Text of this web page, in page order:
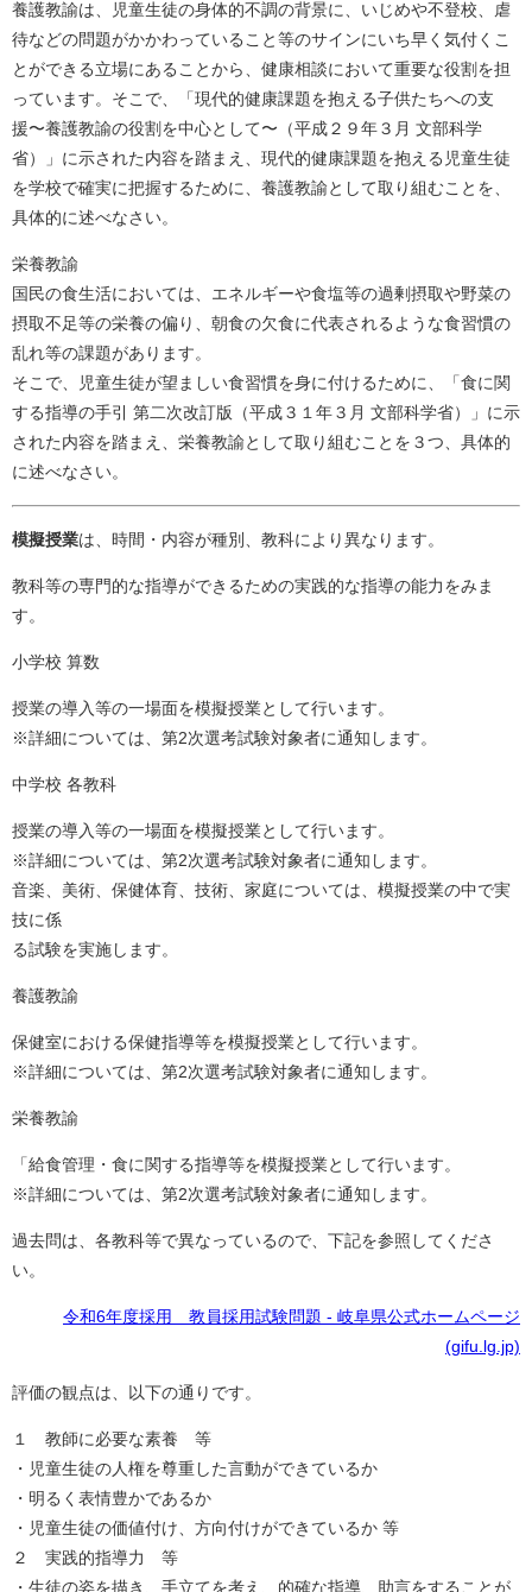
養護教諭は、児童生徒の身体的不調の背景に、いじめや不登校、虐
待などの問題がかかわっていること等のサインにいち早く気付くこ
とができる立場にあることから、健康相談において重要な役割を担
っています。そこで、「現代的健康課題を抱える子供たちへの支
援〜養護教諭の役割を中心として〜（平成２９年３月 文部科学
省）」に示された内容を踏まえ、現代的健康課題を抱える児童生徒
を学校で確実に把握するために、養護教諭として取り組むことを、
具体的に述べなさい。
栄養教諭
国民の食生活においては、エネルギーや食塩等の過剰摂取や野菜の
摂取不足等の栄養の偏り、朝食の欠食に代表されるような食習慣の
乱れ等の課題があります。
そこで、児童生徒が望ましい食習慣を身に付けるために、「食に関
する指導の手引 第二次改訂版（平成３１年３月 文部科学省）」に示
された内容を踏まえ、栄養教諭として取り組むことを３つ、具体的
に述べなさい。
模擬授業は、時間・内容が種別、教科により異なります。
教科等の専門的な指導ができるための実践的な指導の能力をみま
す。
小学校 算数
授業の導入等の一場面を模擬授業として行います。
※詳細については、第2次選考試験対象者に通知します。
中学校 各教科
授業の導入等の一場面を模擬授業として行います。
※詳細については、第2次選考試験対象者に通知します。
音楽、美術、保健体育、技術、家庭については、模擬授業の中で実
技に係
る試験を実施します。
養護教諭
保健室における保健指導等を模擬授業として行います。
※詳細については、第2次選考試験対象者に通知します。
栄養教諭
「給食管理・食に関する指導等を模擬授業として行います。
※詳細については、第2次選考試験対象者に通知します。
過去問は、各教科等で異なっているので、下記を参照してくださ
い。
令和6年度採用 教員採用試験問題 - 岐阜県公式ホームページ
(gifu.lg.jp)
評価の観点は、以下の通りです。
１ 教師に必要な素養 等
・児童生徒の人権を尊重した言動ができているか
・明るく表情豊かであるか
・児童生徒の価値付け、方向付けができているか 等
２ 実践的指導力 等
・生徒の姿を描き、手立てを考え、的確な指導、助言をすることが